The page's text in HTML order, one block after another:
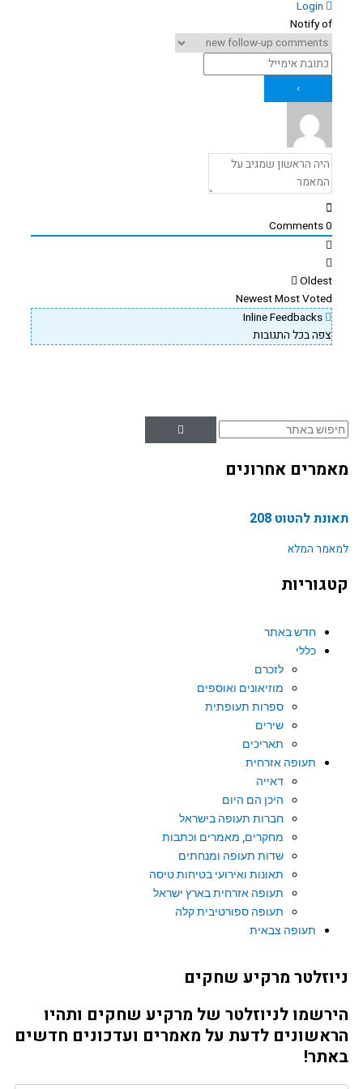
Notify of
Oldest
Newest Most Voted
צפה בכל התגובות
אחרונים
להטוט 208
המלא
חדש באתר
כללי
לזכרם
מוזיאונים ואוספים
ספרות תעופתית
שירים
תאריכים
תעופה אזרחית
דאייה
היכן הם היום
חברות תעופה בישראל
מחקרים, מאמרים וכתבות
שדות תעופה ומנחתים
תאונות ואירועי בטיחות טיסה
תעופה אזרחית בארץ ישראל
תעופה ספורטיבית קלה
תעופה צבאית
מרקיע שחקים
לניוזלטר של מרקיע שחקים ותהיו
לדעת על מאמרים ועדכונים חדשים